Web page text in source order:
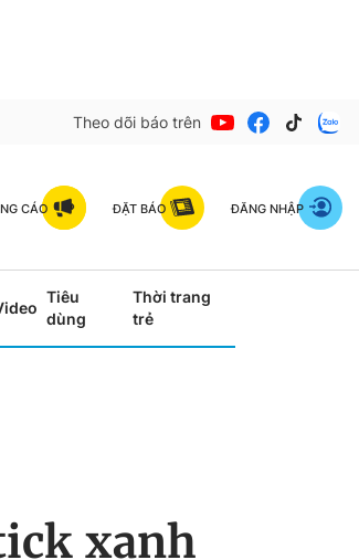
Theo dõi báo trên
CÁO ĐẶT BÁO ĐĂNG NHẬP
Tiêu
dùng
Thời trang
trẻ
xanh